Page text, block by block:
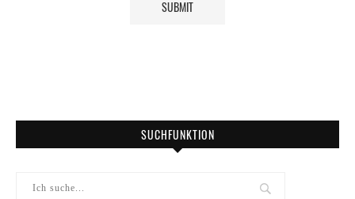
SUCHFUNKTION